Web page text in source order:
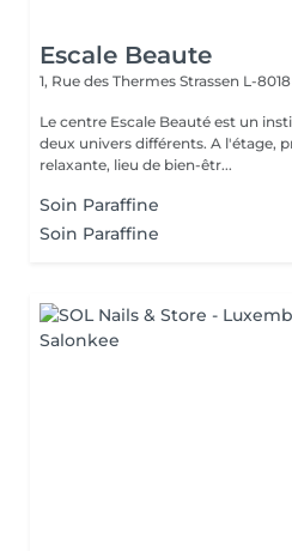
Escale Beaute
1, Rue des Thermes Strassen L-8018
Le centre Escale Beauté est un
deux univers différents. A l'étage, profitez d'une atmosphère
relaxante, lieu de bien-êtr...
Soin Paraffine
Soin Paraffine